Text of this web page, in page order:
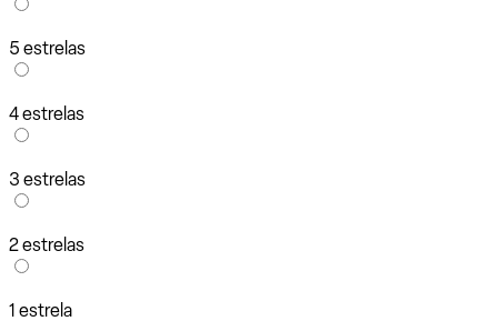
5 estrelas
4 estrelas
3 estrelas
2 estrelas
1 estrela